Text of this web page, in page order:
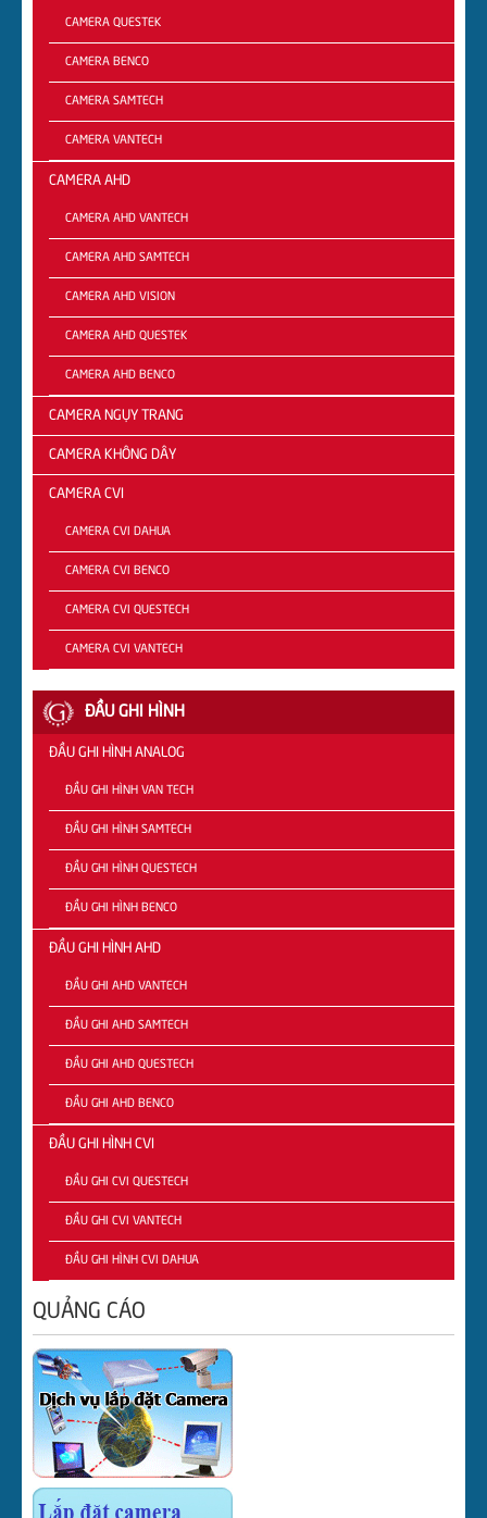
CAMERA QUESTEK
CAMERA BENCO
CAMERA SAMTECH
CAMERA VANTECH
CAMERA AHD
CAMERA AHD VANTECH
CAMERA AHD SAMTECH
CAMERA AHD VISION
CAMERA AHD QUESTEK
CAMERA AHD BENCO
CAMERA NGỤY TRANG
CAMERA KHÔNG DÂY
CAMERA CVI
CAMERA CVI DAHUA
CAMERA CVI BENCO
CAMERA CVI QUESTECH
CAMERA CVI VANTECH
ĐẦU GHI HÌNH
ĐẦU GHI HÌNH ANALOG
ĐẦU GHI HÌNH VAN TECH
ĐẦU GHI HÌNH SAMTECH
ĐẦU GHI HÌNH QUESTECH
ĐẦU GHI HÌNH BENCO
ĐẦU GHI HÌNH AHD
ĐẦU GHI AHD VANTECH
ĐẦU GHI AHD SAMTECH
ĐẦU GHI AHD QUESTECH
ĐẦU GHI AHD BENCO
ĐẦU GHI HÌNH CVI
ĐẦU GHI CVI QUESTECH
ĐẦU GHI CVI VANTECH
ĐẦU GHI HÌNH CVI DAHUA
QUẢNG CÁO